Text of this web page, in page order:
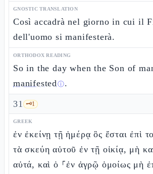
GNOSTIC TRANSLATION
Così accadrà nel giorno in cui il
dell'uomo si manifesterà.
ORTHODOX READING
So in the day when the Son of
manifestedⓘ.
31 🗝️1
GREEK
ἐν ἐκείνῃ τῇ ἡμέρᾳ ὃς ἔσται ἐπὶ
τὰ σκεύη αὐτοῦ ἐν τῇ οἰκίᾳ, μὴ
αὐτά, καὶ ὁ ⸀ἐν ἀγρῷ ὁμοίως μὴ